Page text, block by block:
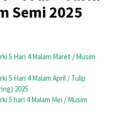
Semi 2025
5 Hari 4 Malam Maret / Musim
5 Hari 4 Malam April / Tulip
2025
5 hari 4 Malam Mei / Musim